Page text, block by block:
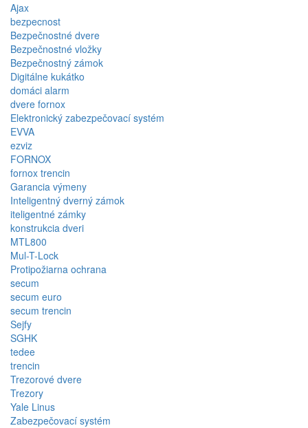
Ajax
bezpecnost
Bezpečnostné dvere
Bezpečnostné vložky
Bezpečnostný zámok
Digitálne kukátko
domáci alarm
dvere fornox
Elektronický zabezpečovací systém
EVVA
ezviz
FORNOX
fornox trencin
Garancia výmeny
Inteligentný dverný zámok
iteligentné zámky
konstrukcia dveri
MTL800
Mul-T-Lock
Protipožiarna ochrana
secum
secum euro
secum trencin
Sejfy
SGHK
tedee
trencin
Trezorové dvere
Trezory
Yale Linus
Zabezpečovací systém